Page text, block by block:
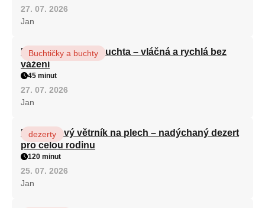
27. 07. 2026
Jan
Hrnková maková buchta – vláčná a rychlá bez
vážení
Buchtičky a buchty
45 minut
27. 07. 2026
Jan
Karamelový větrník na plech – nadýchaný dezert
pro celou rodinu
dezerty
120 minut
25. 07. 2026
Jan